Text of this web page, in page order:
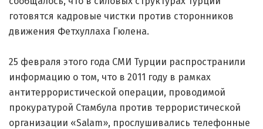
готовятся кадровые чистки против сторонников
движения Фетхуллаха Гюлена.
25 февраля этого года СМИ Турции распространили
информацию о том, что в 2011 году в рамках
антитеррористической операции, проводимой
прокуратурой Стамбула против террористической
организации «Salam», прослушивались телефонные